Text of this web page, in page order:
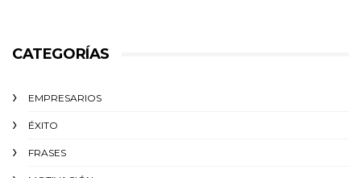
CATEGORÍAS
EMPRESARIOS
ÉXITO‬
FRASES